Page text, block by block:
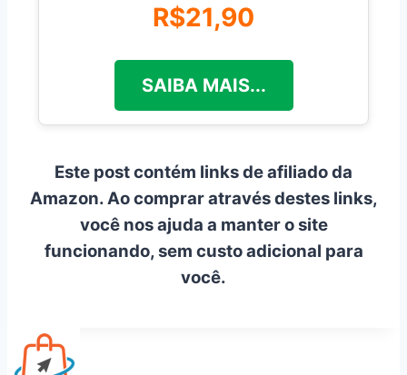
R$21,90
SAIBA MAIS...
Este post contém links de afiliado da
Amazon. Ao comprar através destes links,
você nos ajuda a manter o site
funcionando, sem custo adicional para
você.